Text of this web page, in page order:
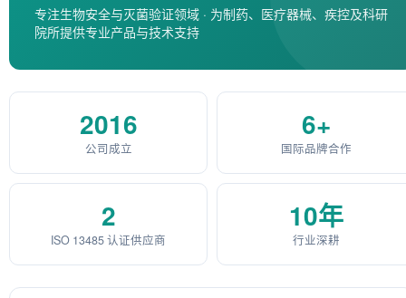
专注生物安全与灭菌验证领域 · 为制药、医疗器械、疾控及科研
院所提供专业产品与技术支持
2016
公司成立
6+
国际品牌合作
2
ISO 13485 认证供应商
10年
行业深耕